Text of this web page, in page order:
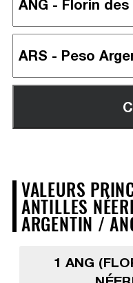
VALEURS
ANTILLES
ARGENTIN /
1 ANG